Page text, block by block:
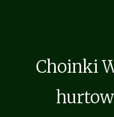
Choinki